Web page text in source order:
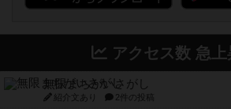
アクセス数 急上
無限まちがいさがし
紹介文あり 2件の投稿